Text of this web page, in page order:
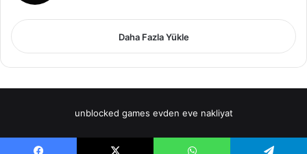
Daha Fazla Yükle
unblocked games evden eve nakliyat